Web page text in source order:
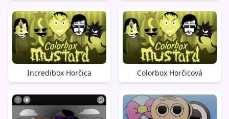
Incredibox Horčica Colorbox Horčicová